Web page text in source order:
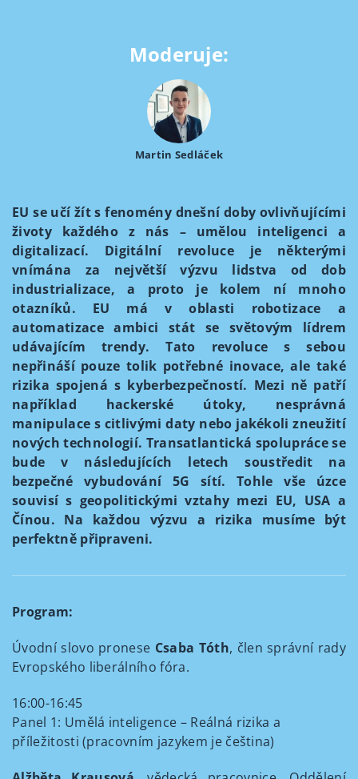
Moderuje:
Martin Sedláček
EU se učí žít s fenomény dnešní doby ovlivňujícími
životy každého z nás – umělou inteligenci a
digitalizací. Digitální revoluce je některými
vnímána za největší výzvu lidstva od dob
industrializace, a proto je kolem ní mnoho
otazníků. EU má v oblasti robotizace a
automatizace ambici stát se světovým lídrem
udávajícím trendy. Tato revoluce s sebou
nepřináší pouze tolik potřebné inovace, ale také
rizika spojená s kyberbezpečností. Mezi ně patří
například hackerské útoky, nesprávná
manipulace s citlivými daty nebo jakékoli zneužití
nových technologií. Transatlantická spolupráce se
bude v následujících letech soustředit na
bezpečné vybudování 5G sítí. Tohle vše úzce
souvisí s geopolitickými vztahy mezi EU, USA a
Čínou. Na každou výzvu a rizika musíme být
perfektně připraveni.
Program:
Úvodní slovo pronese Csaba Tóth, člen správní rady
Evropského liberálního fóra.
16:00-16:45
Panel 1: Umělá inteligence – Reálná rizika a
příležitosti (pracovním jazykem je čeština)